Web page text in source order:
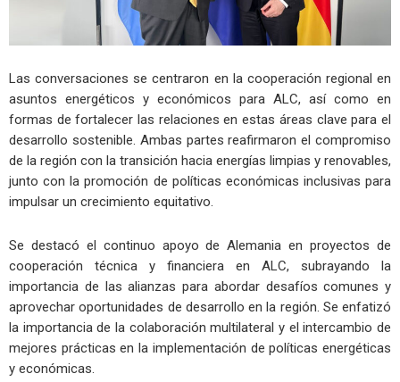
Las conversaciones se centraron en la cooperación regional en
asuntos energéticos y económicos para ALC, así como en
formas de fortalecer las relaciones en estas áreas clave para el
desarrollo sostenible. Ambas partes reafirmaron el compromiso
de la región con la transición hacia energías limpias y renovables,
junto con la promoción de políticas económicas inclusivas para
impulsar un crecimiento equitativo.
Se destacó el continuo apoyo de Alemania en proyectos de
cooperación técnica y financiera en ALC, subrayando la
importancia de las alianzas para abordar desafíos comunes y
aprovechar oportunidades de desarrollo en la región. Se enfatizó
la importancia de la colaboración multilateral y el intercambio de
mejores prácticas en la implementación de políticas energéticas
y económicas.